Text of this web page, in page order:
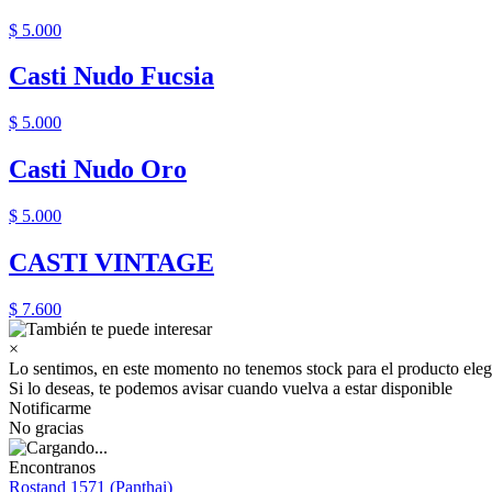
$ 5.000
Casti Nudo Fucsia
$ 5.000
Casti Nudo Oro
$ 5.000
CASTI VINTAGE
$ 7.600
×
Lo sentimos, en este momento no tenemos stock para el producto
Si lo deseas, te podemos avisar cuando vuelva a estar disponible
Notificarme
No gracias
Encontranos
Rostand 1571 (Panthai)